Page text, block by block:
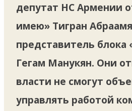
депутат НС Армении
имею» Тигран
представитель блока
Гегам Манукян. Они
власти не смогут
управлять работой